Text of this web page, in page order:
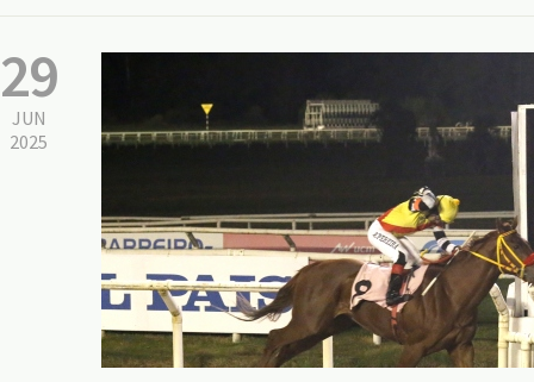
29
JUN
2025